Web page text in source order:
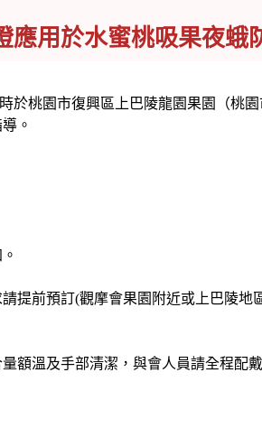
用於水蜜桃吸果夜蛾
於桃園市復興區上巴陵龍園果園（桃
。
預訂(觀摩會果園附近或上巴陵地
及手部清潔，與會人員請全程配戴